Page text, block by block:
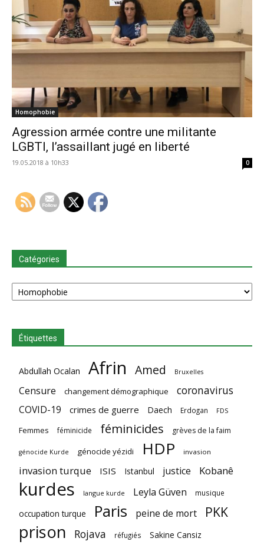
Homophobie
Agression armée contre une militante
LGBTI, l’assaillant jugé en liberté
19.05.2018 à 10h33 0
Catégories
Catégories
Étiquettes
Abdullah Ocalan Afrin Amed Bruxelles
Censure changement démographique coronavirus
COVID-19 crimes de guerre Daech Erdogan FDS
Femmes féminicide féminicides grèves de la faim
génocide Kurde génocide yézidi HDP invasion
invasion turque ISIS Istanbul justice Kobanê
kurdes langue kurde Leyla Güven musique
occupation turque Paris peine de mort PKK
prison Rojava réfugiés Sakine Cansiz